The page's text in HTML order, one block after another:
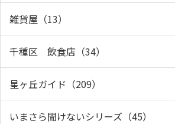
雑貨屋（13）
千種区 飲食店（34）
星ヶ丘ガイド（209）
いまさら聞けないシリーズ（45）